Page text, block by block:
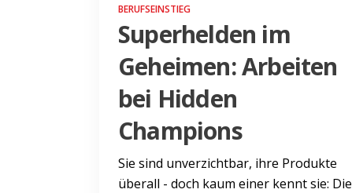
BERUFSEINSTIEG
Superhelden im
Geheimen: Arbeiten
bei Hidden
Champions
Sie sind unverzichtbar, ihre Produkte
überall - doch kaum einer kennt sie: Die